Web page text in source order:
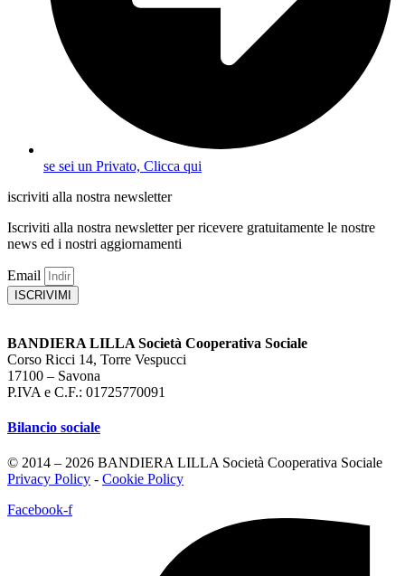
se sei un Privato, Clicca qui
iscriviti alla nostra newsletter
Iscriviti alla nostra newsletter per ricevere gratuitamente le nostre
news ed i nostri aggiornamenti
Email
ISCRIVIMI
BANDIERA LILLA Società Cooperativa Sociale
Corso Ricci 14, Torre Vespucci
17100 – Savona
P.IVA e C.F.: 01725770091
Bilancio sociale
© 2014 – 2026 BANDIERA LILLA Società Cooperativa Sociale
Privacy Policy - Cookie Policy
Facebook-f